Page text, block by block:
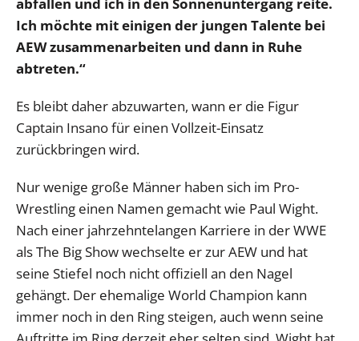
abfallen und ich in den Sonnenuntergang reite.
Ich möchte mit einigen der jungen Talente bei
AEW zusammenarbeiten und dann in Ruhe
abtreten.“
Es bleibt daher abzuwarten, wann er die Figur
Captain Insano für einen Vollzeit-Einsatz
zurückbringen wird.
Nur wenige große Männer haben sich im Pro-
Wrestling einen Namen gemacht wie Paul Wight.
Nach einer jahrzehntelangen Karriere in der WWE
als The Big Show wechselte er zur AEW und hat
seine Stiefel noch nicht offiziell an den Nagel
gehängt. Der ehemalige World Champion kann
immer noch in den Ring steigen, auch wenn seine